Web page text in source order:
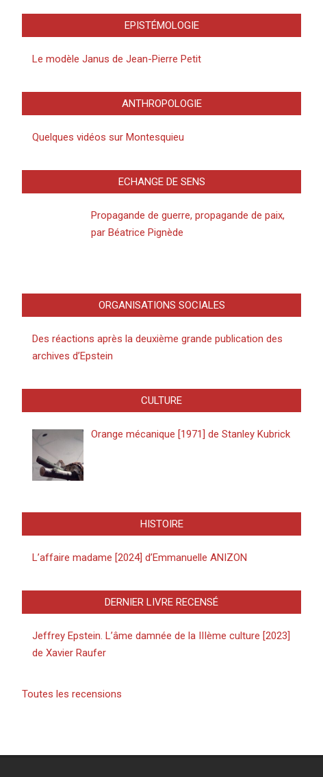
EPISTÉMOLOGIE
Le modèle Janus de Jean-Pierre Petit
ANTHROPOLOGIE
Quelques vidéos sur Montesquieu
ECHANGE DE SENS
Propagande de guerre, propagande de paix,
par Béatrice Pignède
ORGANISATIONS SOCIALES
Des réactions après la deuxième grande publication des
archives d’Epstein
CULTURE
Orange mécanique [1971] de Stanley Kubrick
HISTOIRE
L’affaire madame [2024] d’Emmanuelle ANIZON
DERNIER LIVRE RECENSÉ
Jeffrey Epstein. L’âme damnée de la IIIème culture [2023]
de Xavier Raufer
Toutes les recensions